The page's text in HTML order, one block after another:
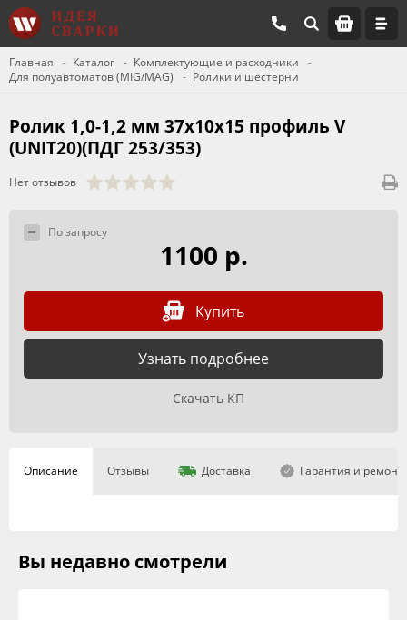
Главная Каталог
Комплектующие и расходники
Для полуавтоматов (MIG/MAG)
Ролики и шестерни
Ролик 1,0-1,2 мм 37х10х15 профиль V
(UNIT20)(ПДГ 253/353)
Нет отзывов
По запросу
1100 р.
Купить
Узнать подробнее
Скачать КП
Описание Отзывы Доставка Гарантия и ремонт
Вы недавно смотрели